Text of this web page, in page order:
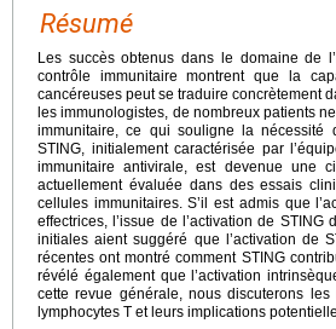
Résumé
Les succès obtenus dans le domaine de
contrôle immunitaire montrent que la
cancéreuses peut se traduire concrètement
les immunologistes, de nombreux patients
immunitaire, ce qui souligne la nécessité
STING, initialement caractérisée par
immunitaire antivirale, est devenue une
actuellement évaluée dans des essais
cellules immunitaires. S’il est admis que
effectrices, l’issue de l’activation de
initiales aient suggéré que l’activation de
récentes ont montré comment STING
révélé également que l’activation
cette revue générale, nous discuterons
lymphocytes T et leurs implications